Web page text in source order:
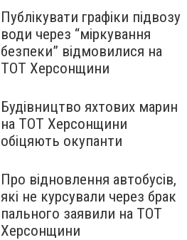
Публікувати графіки підвозу
води через “міркування
безпеки” відмовилися на
ТОТ Херсонщини
Будівництво яхтових марин
на ТОТ Херсонщини
обіцяють окупанти
Про відновлення автобусів,
які не курсували через брак
пального заявили на ТОТ
Херсонщини